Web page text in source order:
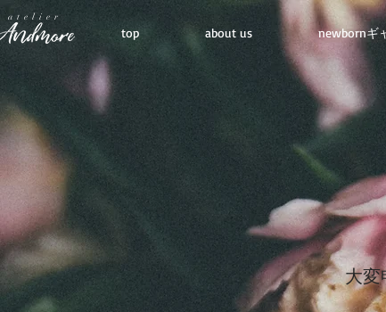
top about us newbornギ
大変
atelier